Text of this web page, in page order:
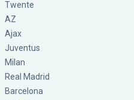
Twente
AZ
Ajax
Juventus
Milan
Real Madrid
Barcelona